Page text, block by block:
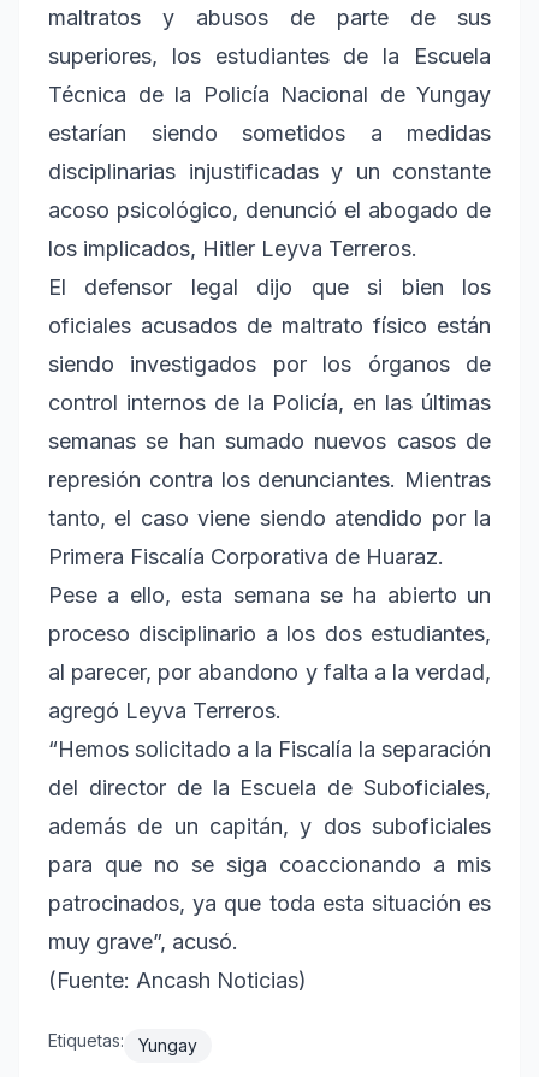
maltratos y abusos de parte de sus
superiores, los estudiantes de la Escuela
Técnica de la Policía Nacional de Yungay
estarían siendo sometidos a medidas
disciplinarias injustificadas y un constante
acoso psicológico, denunció el abogado de
los implicados, Hitler Leyva Terreros.
El defensor legal dijo que si bien los
oficiales acusados de maltrato físico están
siendo investigados por los órganos de
control internos de la Policía, en las últimas
semanas se han sumado nuevos casos de
represión contra los denunciantes. Mientras
tanto, el caso viene siendo atendido por la
Primera Fiscalía Corporativa de Huaraz.
Pese a ello, esta semana se ha abierto un
proceso disciplinario a los dos estudiantes,
al parecer, por abandono y falta a la verdad,
agregó Leyva Terreros.
“Hemos solicitado a la Fiscalía la separación
del director de la Escuela de Suboficiales,
además de un capitán, y dos suboficiales
para que no se siga coaccionando a mis
patrocinados, ya que toda esta situación es
muy grave”, acusó.
(Fuente: Ancash Noticias)
Etiquetas: Yungay